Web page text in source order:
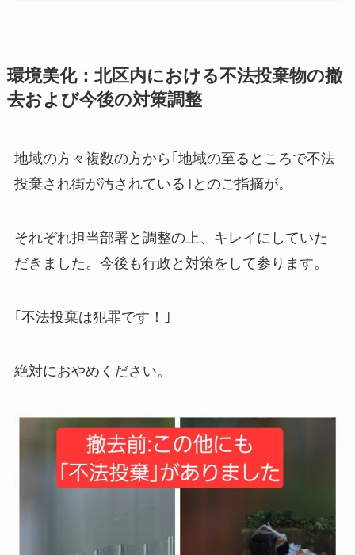
環境美化：北区内における不法投棄物の撤
去および今後の対策調整
地域の方々複数の方から｢地域の至るところで不法
投棄され街が汚されている｣とのご指摘が。
それぞれ担当部署と調整の上、キレイにしていた
だきました。今後も行政と対策をして参ります。
｢不法投棄は犯罪です！｣
絶対におやめください。